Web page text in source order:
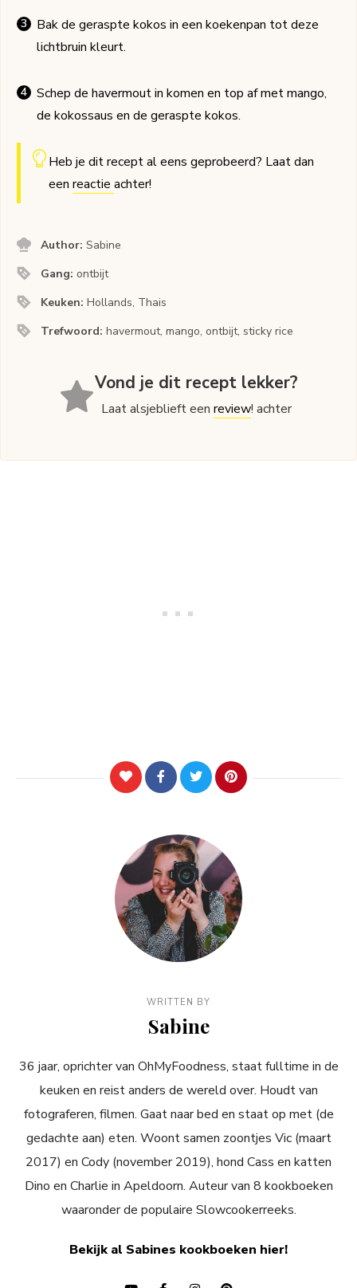
Bak de geraspte kokos in een koekenpan tot deze
lichtbruin kleurt.
Schep de havermout in komen en top af met mango,
de kokossaus en de geraspte kokos.
Heb je dit recept al eens geprobeerd? Laat dan
een reactie achter!
Author:Sabine
Gang: ontbijt
Keuken:Hollands, Thais
Trefwoord:havermout, mango, ontbijt, sticky rice
Vond je dit recept lekker?
Laat alsjeblieft eenreview! achter
WRITTEN BY
Sabine
36 jaar, oprichter van OhMyFoodness, staat fulltime in de
keuken en reist anders de wereld over. Houdt van
fotograferen, filmen. Gaat naar bed en staat op met (de
gedachte aan) eten. Woont samen zoontjes Vic (maart
2017) en Cody (november 2019), hond Cass en katten
Dino en Charlie in Apeldoorn. Auteur van 8 kookboeken
waaronder de populaire Slowcookerreeks.
Bekijk al Sabines kookboeken hier!